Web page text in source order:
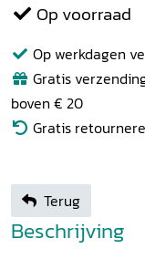
Op voorraad
Op werkdagen
Gratis
boven € 20
Gratis
Terug
Beschrijving